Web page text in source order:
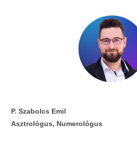
Asztrológia
P. Szabolcs Emil
Asztrológus, Numerológus